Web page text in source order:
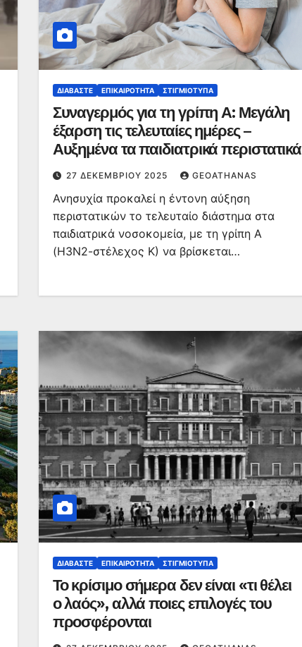
ΔΙΑΒΆΣΤΕ ΕΠΙΚΑΙΡΌΤΗΤΑ ΣΤΙΓΜΙΌΤΥΠΑ
Συναγερμός για τη γρίπη Α: Μεγάλη
έξαρση τις τελευταίες ημέρες –
Αυξημένα τα παιδιατρικά περιστατικά
27 ΔΕΚΕΜΒΡΊΟΥ 2025 GEOATHANAS
Ανησυχία προκαλεί η έντονη αύξηση
περιστατικών το τελευταίο διάστημα στα
παιδιατρικά νοσοκομεία, με τη γρίπη Α
(Η3Ν2-στέλεχος Κ) να βρίσκεται…
ΔΙΑΒΆΣΤΕ ΕΠΙΚΑΙΡΌΤΗΤΑ ΣΤΙΓΜΙΌΤΥΠΑ
Το κρίσιμο σήμερα δεν είναι «τι θέλει
ο λαός», αλλά ποιες επιλογές του
προσφέρονται